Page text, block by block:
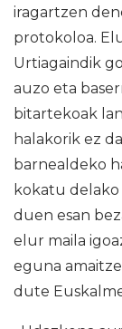
iragartzen
protokoloa.
Urtiagaindik
auzo eta
bitartekoak
halakorik ez
barnealdeko
kokatu delako
duen esan
elur maila
eguna
dute